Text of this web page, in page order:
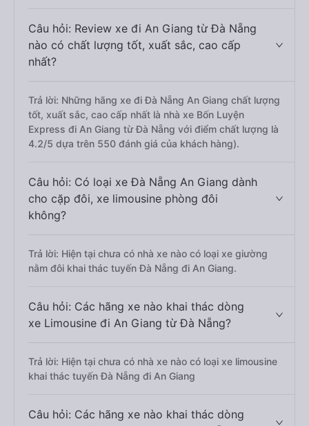
Câu hỏi: Review xe đi An Giang từ Đà Nẵng
nào có chất lượng tốt, xuất sắc, cao cấp
nhất?
Trả lời: Những hãng xe đi Đà Nẵng An Giang chất lượng
tốt, xuất sắc, cao cấp nhất là nhà xe Bốn Luyện
Express đi An Giang từ Đà Nẵng với điểm chất lượng là
4.2/5 dựa trên 550 đánh giá của khách hàng).
Câu hỏi: Có loại xe Đà Nẵng An Giang dành
cho cặp đôi, xe limousine phòng đôi
không?
Trả lời: Hiện tại chưa có nhà xe nào có loại xe giường
nằm đôi khai thác tuyến Đà Nẵng đi An Giang.
Câu hỏi: Các hãng xe nào khai thác dòng
xe Limousine đi An Giang từ Đà Nẵng?
Trả lời: Hiện tại chưa có nhà xe nào có loại xe limousine
khai thác tuyến Đà Nẵng đi An Giang
Câu hỏi: Các hãng xe nào khai thác dòng